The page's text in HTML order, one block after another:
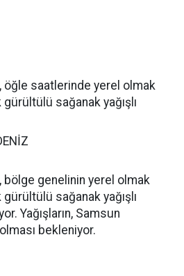
öğle saatlerinde yerel olmak
sağanak yağışlı
bölge genelinin yerel olmak
sağanak yağışlı
Yağışların, Samsun
bekleniyor.